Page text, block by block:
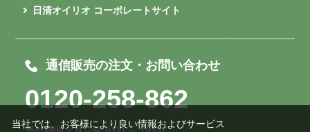
日清オイリオ コーポレートサイト
通信販売の注文・お問い合わせ
0120-258-862
当社では、お客様により良い情報およびサービス